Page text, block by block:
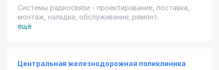
Системы радиосвязи - проектирование, поставка,
монтаж, наладка, обслуживание, ремонт.
ещё
Центральная железнодорожная поликлиника